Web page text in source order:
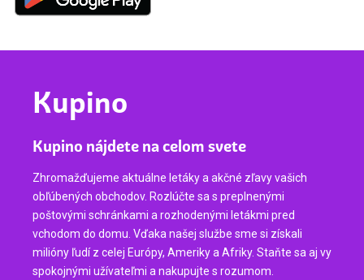
Kupino
Kupino nájdete na celom svete
Zhromažďujeme aktuálne letáky a akčné zľavy vašich
obľúbených obchodov. Rozlúčte sa s preplnenými
poštovými schránkami a rozhodenými letákmi pred
vchodom do domu. Vďaka našej službe sme si získali
milióny ľudí z celej Európy, Ameriky a Afriky. Staňte sa aj vy
spokojnými užívateľmi a nakupujte s rozumom.